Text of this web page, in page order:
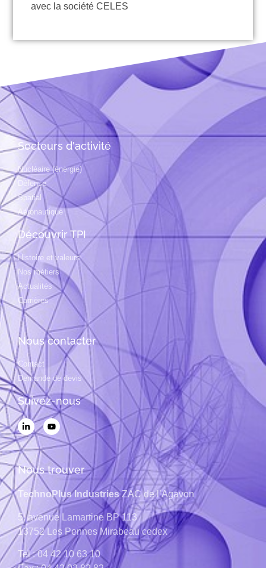
avec la société CELES
Secteurs d'activité
Nucléaire (énergie)
Défense
Spatial
Aéronautique
Découvrir TPI
Histoire et valeurs
Nos métiers
Actualités
Carrières
Nous contacter
Contact
Demande de devis
Suivez-nous
Nous trouver
TechnoPlus IndustriesZAC de l’Agavon
5, avenue Lamartine BP 113
13752Les Pennes Mirabeau cedex
Tel : 04 42 10 63 10